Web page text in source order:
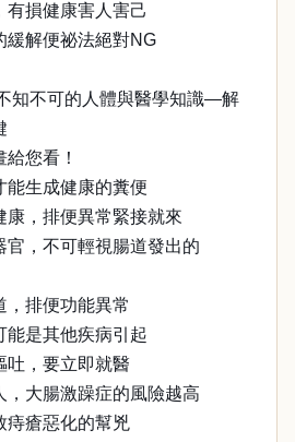
有損健康害人害己
緩解便祕法絕對NG
知不可的人體與醫學知識—解
給您看！
能生成健康的糞便
康，排便異常緊接就來
官，不可輕視腸道發出的
，排便功能異常
能是其他疾病引起
吐，要立即就醫
，大腸激躁症的風險越高
痔瘡惡化的幫兇